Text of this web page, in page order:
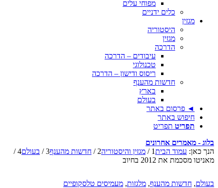
מפוחי עלים
כלים ידניים
מגזין
היסטוריה
מגזין
הדרכה
עיבודים – הדרכה
טכנולוגי
ריסוס ודישון – הדרכה
חדשות מהענף
בארץ
בעולם
◄ פרסום באתר
חיפוש באתר
תפריט תפריט
בלוג - מאמרים אחרונים
הנך כאן: עמוד הבית1
/ מגזין והיסטוריה2
/ חדשות מהענף3
/ בעולם4
/
מאניטו מסכמת את 2012 בחיוב
בעולם, חדשות מהענף, מלגזות, מעמיסים טלסקופיים